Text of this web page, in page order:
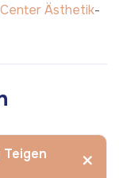
Ästhetik-